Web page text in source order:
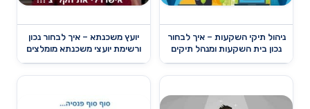
ניהול תיקי השקעות – איך לבחור
נכון בית השקעות ומנהל תיקים
יועץ משכנתא – איך לבחור נכון
ורשימת יועצי משכנתא מומלצים